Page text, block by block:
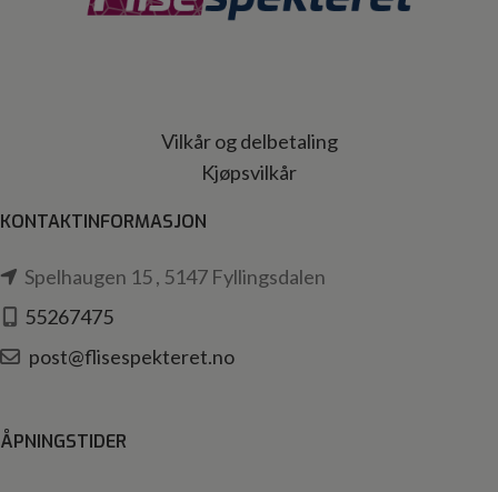
Vilkår og delbetaling
Kjøpsvilkår
KONTAKTINFORMASJON
Spelhaugen 15 , 5147 Fyllingsdalen
55267475
post@flisespekteret.no
ÅPNINGSTIDER